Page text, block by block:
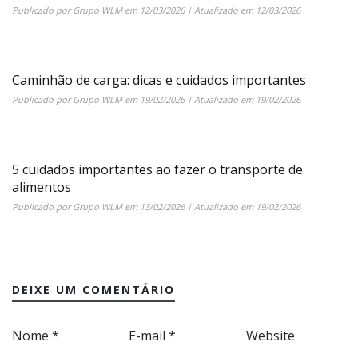
Publicado porGrupo WLMem 12/03/2026| Atualizado em 12/03/2026
Caminhão de carga: dicas e cuidados importantes
Publicado porGrupo WLMem 19/02/2026| Atualizado em 19/02/2026
5 cuidados importantes ao fazer o transporte de
alimentos
Publicado porGrupo WLMem 13/02/2026| Atualizado em 19/02/2026
DEIXE UM COMENTÁRIO
Nome * E-mail* Website